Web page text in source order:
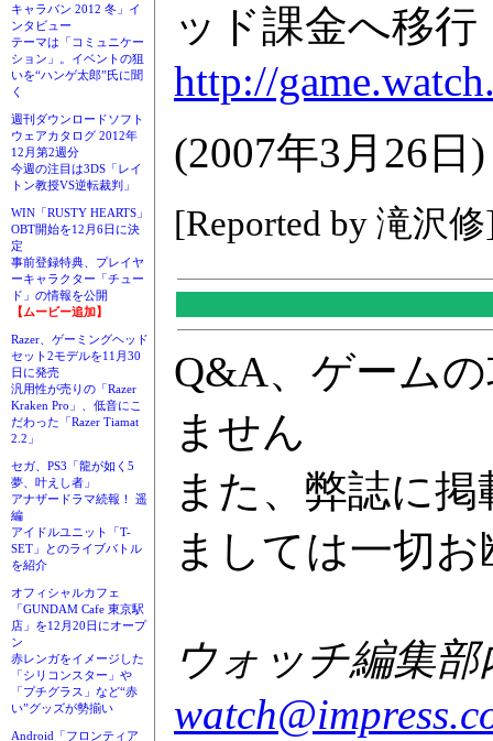
キャラバン 2012 冬」イ
ンタビュー
テーマは「コミュニケー
ション」。イベントの狙
いを“ハンゲ太郎”氏に聞
く
週刊ダウンロードソフト
ウェアカタログ 2012年
12月第2週分
今週の注目は3DS「レイ
トン教授VS逆転裁判」
WIN「RUSTY HEARTS」
OBT開始を12月6日に決
定
事前登録特典、プレイヤ
ーキャラクター「チュー
ド」の情報を公開
【ムービー追加】
Razer、ゲーミングヘッド
セット2モデルを11月30
日に発売
汎用性が売りの「Razer
Kraken Pro」、低音にこ
だわった「Razer Tiamat
2.2」
セガ、PS3「龍が如く5
夢、叶えし者」
アナザードラマ続報！ 遥
編
アイドルユニット「T-
SET」とのライブバトル
を紹介
オフィシャルカフェ
「GUNDAM Cafe 東京駅
店」を12月20日にオープ
ン
赤レンガをイメージした
「シリコンスター」や
「プチグラス」など“赤
い”グッズが勢揃い
Android「フロンティア
ッド課金へ移行
http://
(2007年3月26日)
[Reported by 滝沢
Q&A、ゲーム
ません
また、弊誌に
ましては一切
ウォッチ編集部